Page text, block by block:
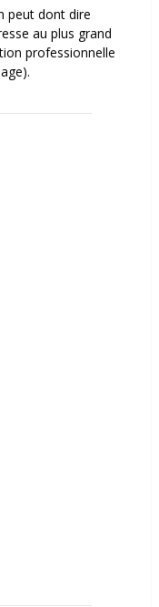
peut dont dire
au plus grand
professionnelle